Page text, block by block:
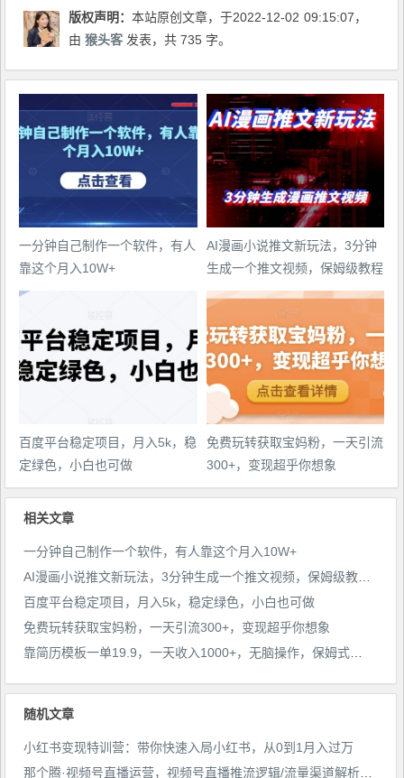
版权声明：本站原创文章，于2022-12-02 09:15:07，
由猴头客 发表，共 735 字。
一分钟自己制作一个软件，有人
靠这个月入10W+
AI漫画小说推文新玩法，3分钟
生成一个推文视频，保姆级教程
【配项目操作和软件教程】
百度平台稳定项目，月入5k，稳
定绿色，小白也可做
免费玩转获取宝妈粉，一天引流
300+，变现超乎你想象
相关文章
一分钟自己制作一个软件，有人靠这个月入10W+
百度平台稳定项目，月入5k，稳定绿色，小白也可做
免费玩转获取宝妈粉，一天引流300+，变现超乎你想象
随机文章
小红书变现特训营：带你快速入局小红书，从0到1月入过万